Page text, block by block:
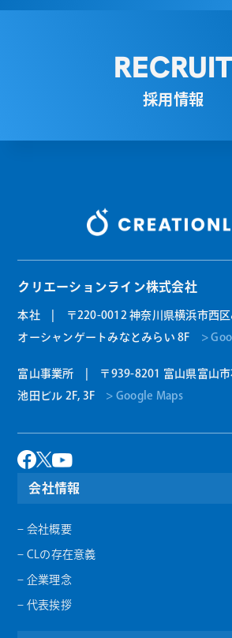
RECRUIT
採用情報
クリエーションライン株式会社
本社 | 〒220-0012 神奈川県横浜市西区
オーシャンゲートみなとみらい 8F >
富山事業所 | 〒939-8201 富山県富山市
池田ビル 2F, 3F > Google Maps
会社情報
– 会社概要
– CLの存在意義
– 企業理念
– 代表挨拶